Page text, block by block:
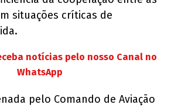
situações críticas de
notícias pelo nosso Canal no
WhatsApp
pelo Comando de Aviação